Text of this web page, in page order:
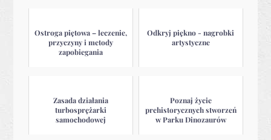
Ostroga piętowa – leczenie,
przyczyny i metody
zapobiegania
Odkryj piękno - nagrobki
artystyczne
Zasada działania
turbosprężarki
samochodowej
Poznaj życie
prehistorycznych stworzeń
w Parku Dinozaurów